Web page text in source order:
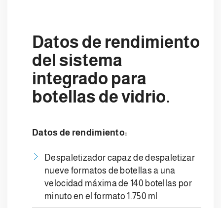
Datos de rendimiento
del sistema
integrado para
botellas de vidrio.
Datos de rendimiento:
Despaletizador capaz de despaletizar
nueve formatos de botellas a una
velocidad máxima de 140 botellas por
minuto en el formato 1.750 ml